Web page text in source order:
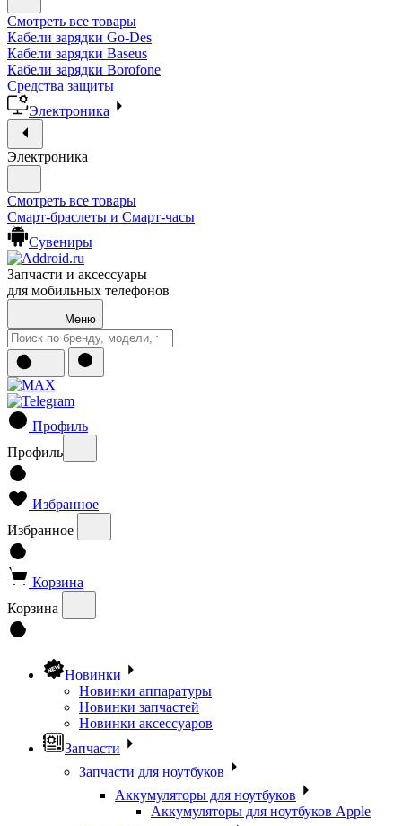
Смотреть все товары
Кабели зарядки Go-Des
Кабели зарядки Baseus
Кабели зарядки Borofone
Средства защиты
Электроника
Электроника
Смотреть все товары
Смарт-браслеты и Смарт-часы
Сувениры
Запчасти и аксессуары
для мобильных телефонов
Меню
Профиль
Профиль
Избранное
Избранное
Корзина
Корзина
Новинки
Новинки аппаратуры
Новинки запчастей
Новинки аксессуаров
Запчасти
Запчасти для ноутбуков
Аккумуляторы для ноутбуков
Аккумуляторы для ноутбуков Apple